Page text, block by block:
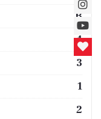
B
4
3
1
2